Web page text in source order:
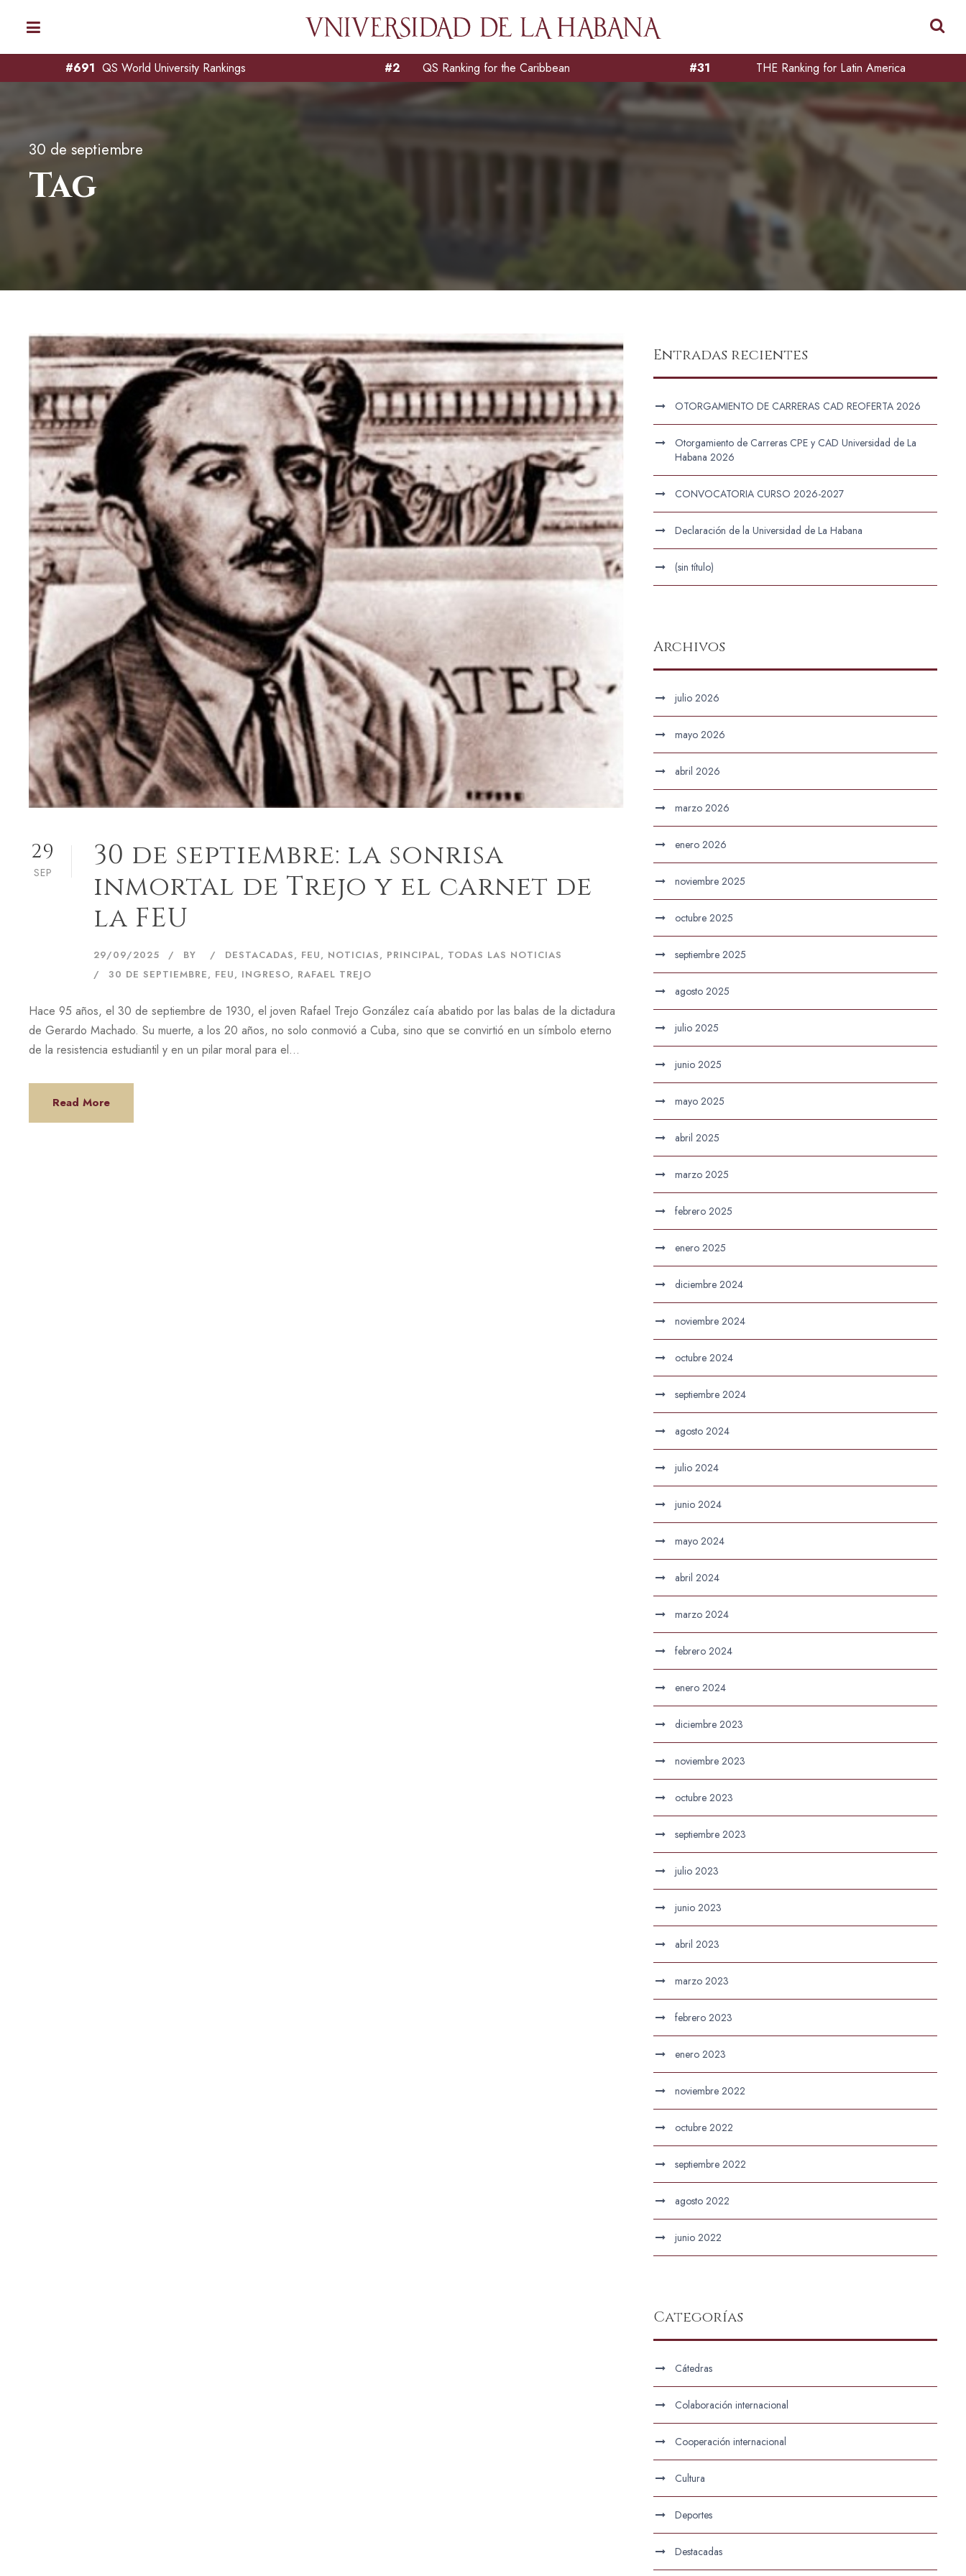
QS World University Rankings QS Ranking for the Caribbean THE Ranking for Latin America
#691 #2 #31
30 de septiembre
Tag
29
SEP
30 de septiembre: la sonrisa
inmortal de Trejo y el carnet de
la FEU
29/09/2025 BY DESTACADAS, FEU, NOTICIAS, PRINCIPAL, TODAS LAS NOTICIAS
30 DE SEPTIEMBRE, FEU, INGRESO, RAFAEL TREJO
Hace 95 años, el 30 de septiembre de 1930, el joven Rafael Trejo González caía abatido por las balas de la dictadura
de Gerardo Machado. Su muerte, a los 20 años, no solo conmovió a Cuba, sino que se convirtió en un símbolo eterno
de la resistencia estudiantil y en un pilar moral para el...
Read More
Entradas recientes
OTORGAMIENTO DE CARRERAS CAD REOFERTA 2026
Otorgamiento de Carreras CPE y CAD Universidad de La
Habana 2026
CONVOCATORIA CURSO 2026-2027
Declaración de la Universidad de La Habana
(sin título)
Archivos
julio 2026
mayo 2026
abril 2026
marzo 2026
enero 2026
noviembre 2025
octubre 2025
septiembre 2025
agosto 2025
julio 2025
junio 2025
mayo 2025
abril 2025
marzo 2025
febrero 2025
enero 2025
diciembre 2024
noviembre 2024
octubre 2024
septiembre 2024
agosto 2024
julio 2024
junio 2024
mayo 2024
abril 2024
marzo 2024
febrero 2024
enero 2024
diciembre 2023
noviembre 2023
octubre 2023
septiembre 2023
julio 2023
junio 2023
abril 2023
marzo 2023
febrero 2023
enero 2023
noviembre 2022
octubre 2022
septiembre 2022
agosto 2022
junio 2022
Categorías
Cátedras
Colaboración internacional
Cooperación internacional
Cultura
Deportes
Destacadas